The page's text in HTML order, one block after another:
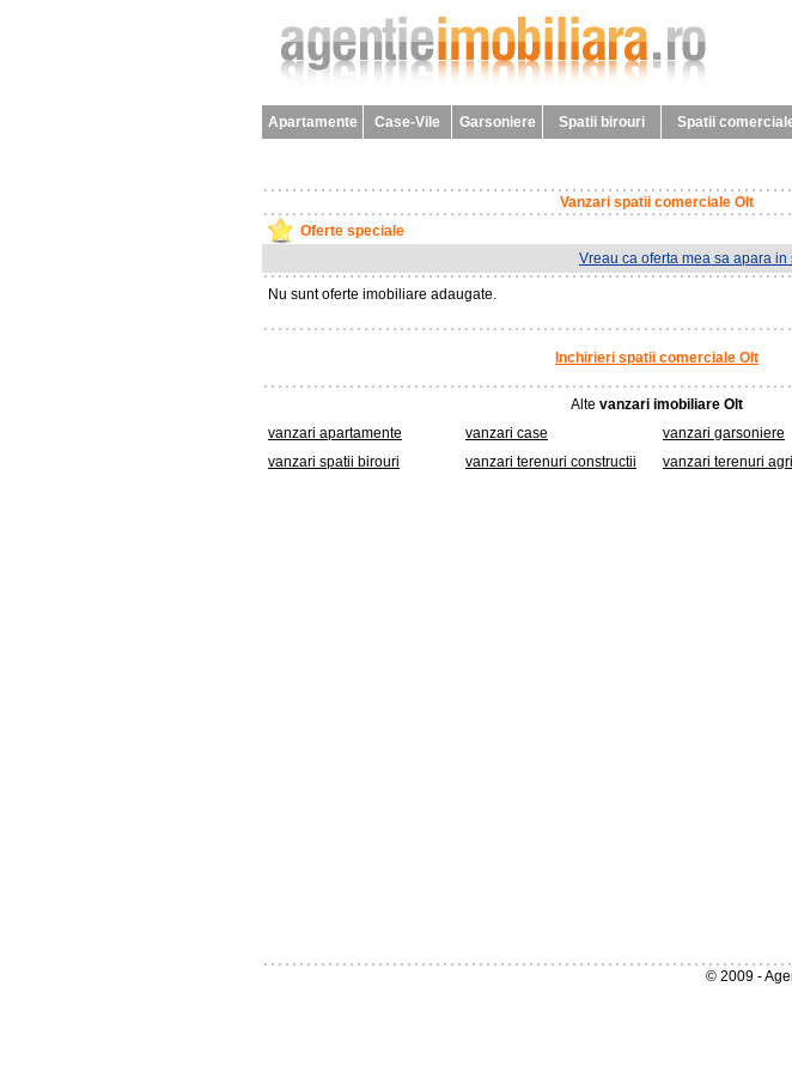
Apartamente Case-Vile Garsoniere Spatii birouri Spatii
Vanzari spatii comerciale Olt
Oferte speciale
Vreau ca oferta mea sa apara
Nu sunt oferte imobiliare adaugate.
Inchirieri spatii comerciale Olt
Alte vanzari imobiliare Olt
vanzari apartamente
vanzari case vanzari garsoniere
vanzari spatii birouri
vanzari terenuri constructii vanzari terenuri
© 2009 -